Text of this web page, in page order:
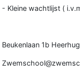
- Kleine wachtlijst (
Beukenlaan 1b